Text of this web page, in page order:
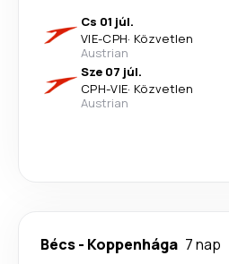
Cs 01 júl.
VIE-CPH· Közvetlen
Austrian
Sze 07 júl.
CPH-VIE· Közvetlen
Austrian
Bécs- Koppenhága 7 nap